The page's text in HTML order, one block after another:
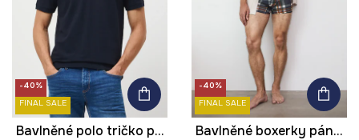
-40%
FINAL SALE
Bavlněné polo tričko pánské s texturovaným elastanem
-40%
FINAL SALE
Bavlněné boxerky pánské (3-pack)